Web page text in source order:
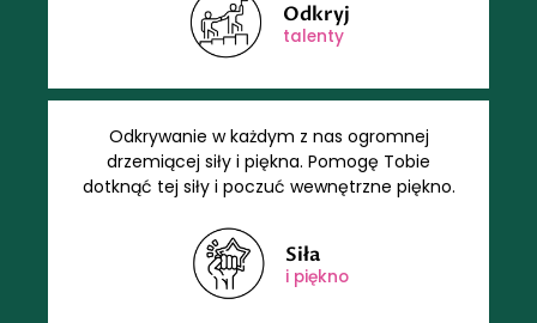
Odkryj
talenty
Odkrywanie w każdym z nas ogromnej
drzemiącej siły i piękna. Pomogę Tobie
dotknąć tej siły i poczuć wewnętrzne piękno.
Siła
i piękno